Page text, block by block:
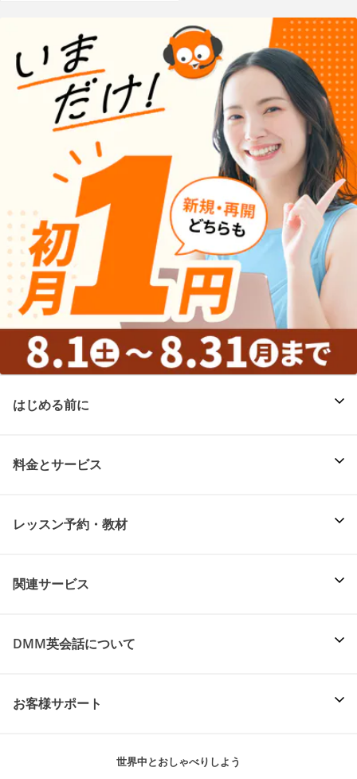
はじめる前に
料金とサービス
レッスン予約・教材
関連サービス
DMM英会話について
お客様サポート
世界中とおしゃべりしよう